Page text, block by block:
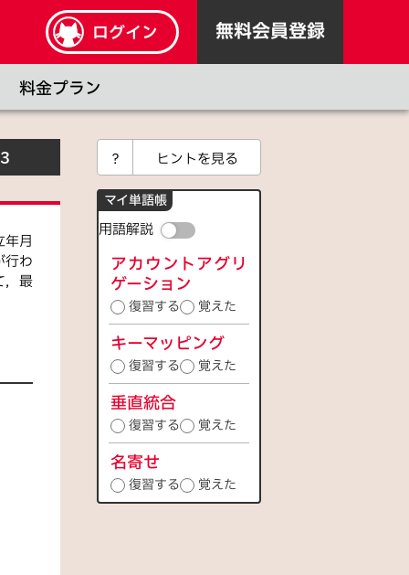
ログイン 無料会員登録
料金プラン
月
行わ
，最
？ ヒントを見る
マイ単語帳
用語解説
アカウントアグリ
ゲーション
復習する 覚えた
キーマッピング
復習する 覚えた
垂直統合
復習する 覚えた
名寄せ
復習する 覚えた